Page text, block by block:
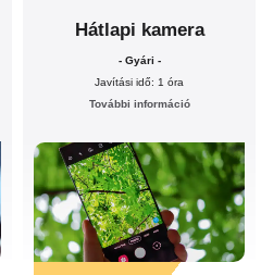
Hátlapi kamera
- Gyári -
Javítási idő: 1 óra
További információ